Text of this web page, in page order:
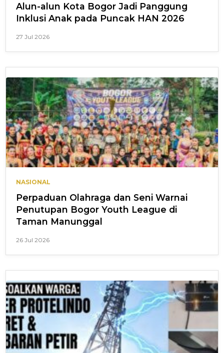
Alun-alun Kota Bogor Jadi Panggung
Inklusi Anak pada Puncak HAN 2026
27 Jul 2026
NASIONAL
Perpaduan Olahraga dan Seni Warnai
Penutupan Bogor Youth League di
Taman Manunggal
26 Jul 2026